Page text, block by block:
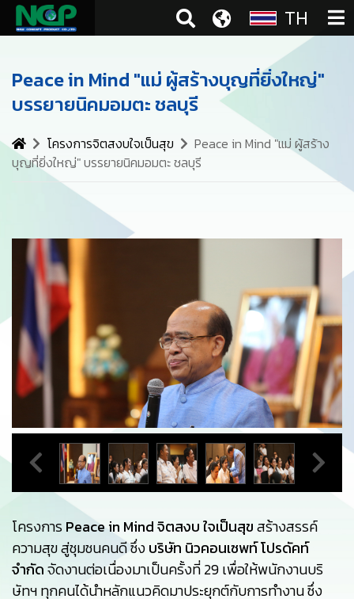
TH
Peace in Mind "แม่ ผู้สร้างบุญที่ยิ่งใหญ่"
บรรยายนิคมอมตะ ชลบุรี
โครงการจิตสงบใจเป็นสุข
Peace in Mind "แม่ ผู้สร้าง
บุญที่ยิ่งใหญ่" บรรยายนิคมอมตะ ชลบุรี
โครงการPeace in Mind จิตสงบ ใจเป็นสุขสร้างสรรค์
ความสุข สู่ชุมชนคนดี ซึ่งบริษัท นิวคอนเซพท์ โปรดัคท์
จำกัดจัดงานต่อเนื่องมาเป็นครั้งที่ 29 เพื่อให้พนักงานบริ
ษัทฯ ทุกคนได้นำหลักแนวคิดมาประยุกต์กับการทำงาน ซึ่ง